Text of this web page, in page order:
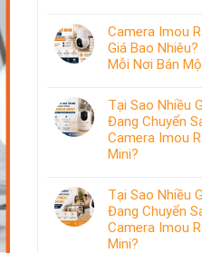
Camera Imou
Giá Bao Nhiêu?
Mỗi Nơi Bán
Tại Sao Nhiều
Đang Chuyển
Camera Imou
Mini?
Tại Sao Nhiều
Đang Chuyển
Camera Imou
Mini?